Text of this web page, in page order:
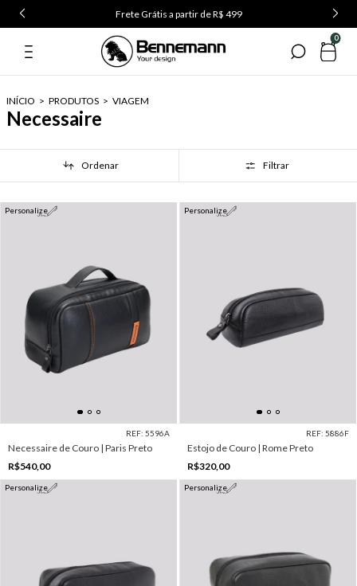
Frete Grátis a partir de R$ 499
0
INÍCIO > PRODUTOS > VIAGEM
Necessaire
Ordenar Filtrar
Personalize
REF: 5596A
Necessaire de Couro | Paris Preto
R$540,00
Personalize
REF: 5886F
Estojo de Couro | Rome Preto
R$320,00
Personalize Personalize